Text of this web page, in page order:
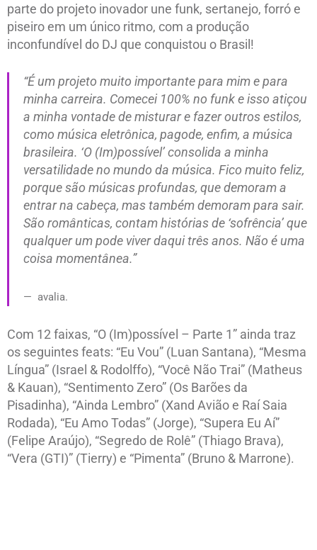
parte do projeto inovador une funk, sertanejo, forró e
piseiro em um único ritmo, com a produção
inconfundível do DJ que conquistou o Brasil!
“É um projeto muito importante para mim e para
minha carreira. Comecei 100% no funk e isso atiçou
a minha vontade de misturar e fazer outros estilos,
como música eletrônica, pagode, enfim, a música
brasileira. ‘O (Im)possível’ consolida a minha
versatilidade no mundo da música. Fico muito feliz,
porque são músicas profundas, que demoram a
entrar na cabeça, mas também demoram para sair.
São românticas, contam histórias de ‘sofrência’ que
qualquer um pode viver daqui três anos. Não é uma
coisa momentânea.”
avalia.
Com 12 faixas, “O (Im)possível – Parte 1” ainda traz
os seguintes feats: “Eu Vou” (Luan Santana), “Mesma
Língua” (Israel & Rodolffo), “Você Não Trai” (Matheus
& Kauan), “Sentimento Zero” (Os Barões da
Pisadinha), “Ainda Lembro” (Xand Avião e Raí Saia
Rodada), “Eu Amo Todas” (Jorge), “Supera Eu Aí”
(Felipe Araújo), “Segredo de Rolê” (Thiago Brava),
“Vera (GTI)” (Tierry) e “Pimenta” (Bruno & Marrone).